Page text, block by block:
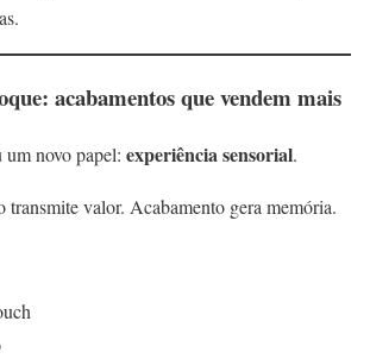
acabamentos que vendem mais
novo papel: experiência sensorial.
transmite valor. Acabamento gera memória.